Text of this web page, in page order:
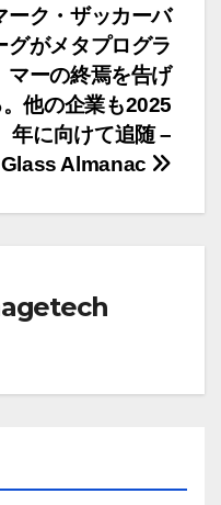
ーク・ザッカーバ
グがメタプログラ
マーの終焉を告げ
。他の企業も2025
年に向けて追随 –
Glass Almanac